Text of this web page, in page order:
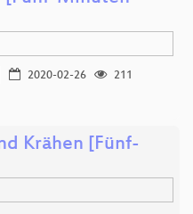
2020-02-26
211
Krähen [Fünf-